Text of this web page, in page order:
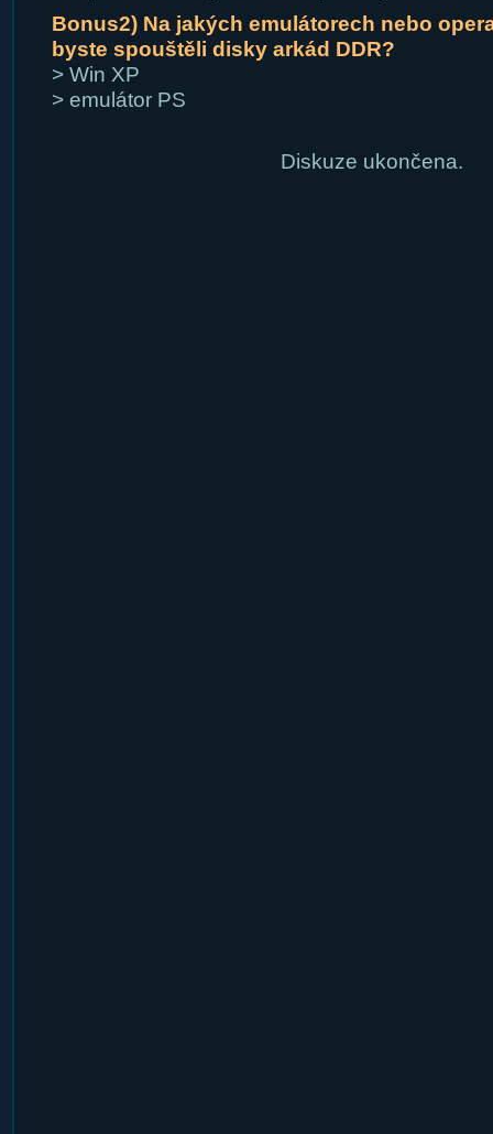
Bonus2) Na jakých emulátorech nebo
byste spouštěli disky arkád DDR?
> Win XP
> emulátor PS
Diskuze ukončena.